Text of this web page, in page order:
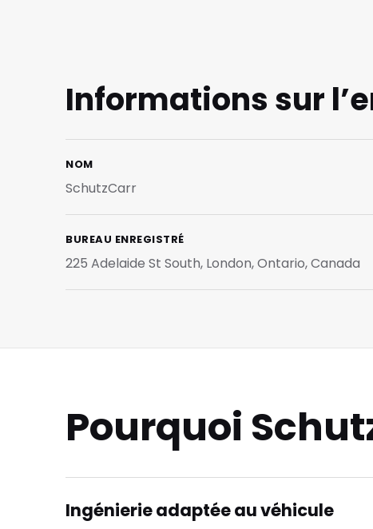
Informations sur
NOM
SchutzCarr
BUREAU ENREGISTRÉ
225 Adelaide St South, London, Ontario, Canada
Pourquoi
Ingénierie adaptée au véhicule